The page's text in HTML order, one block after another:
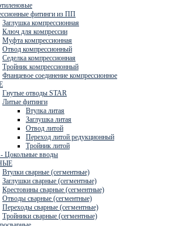
фитинги из ПП
Заглушка компрессионная
Ключ для компрессии
Муфта компрессионная
Отвод компрессионный
Седелка компрессионная
Тройник компрессионный
Фланцевое соединение компрессионное
Гнутые отводы STAR
Литые фитинги
Втулка литая
Заглушка литая
Отвод литой
Переход литой редукционный
Тройник литой
вводы
Втулки сварные (сегментные)
Заглушки сварные (сегментные)
Крестовины сварные (сегментные)
Отводы сварные (сегментные)
Переходы сварные (сегментные)
Тройники сварные (сегментные)